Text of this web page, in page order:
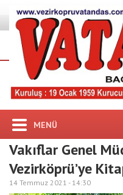
MENÜ
Vakıflar Genel
Vezirköprü’ye
14 Temmuz 2021 - 14:30